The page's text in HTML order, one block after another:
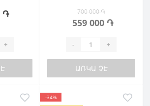
֏
+
700 000 ֏
559 000 ֏
- +
ԱՌԿԱ ՉԷ
-34%